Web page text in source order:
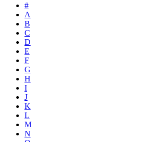
#
A
B
C
D
E
F
G
H
I
J
K
L
M
N